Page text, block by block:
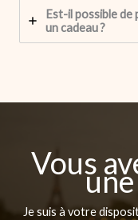
Est-il possible
un cadeau ?
Vous
Je suis à votre